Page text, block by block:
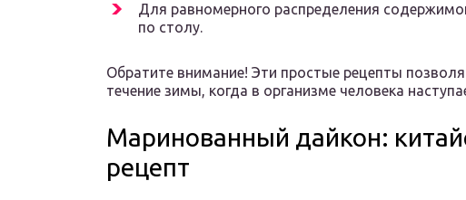
Для равномерного распределения
по столу.
Обратите внимание! Эти простые рецепты
течение зимы, когда в организме человека
Маринованный дайкон:
рецепт